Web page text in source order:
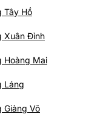
Xuân
Hoàng
Láng
Tây Hồ
Xuân Đỉnh
Hoàng Mai
Láng
Giảng Võ